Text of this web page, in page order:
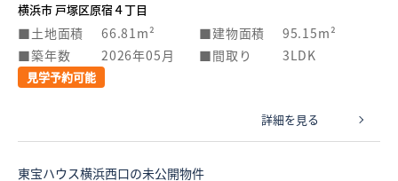
横浜市 戸塚区原宿４丁目
土地面積 66.81m² 建物面積
95.15m²
築年数
2026年05月 間取り 3LDK
見学予約可能
詳細を見る
東宝ハウス横浜西口の未公開物件